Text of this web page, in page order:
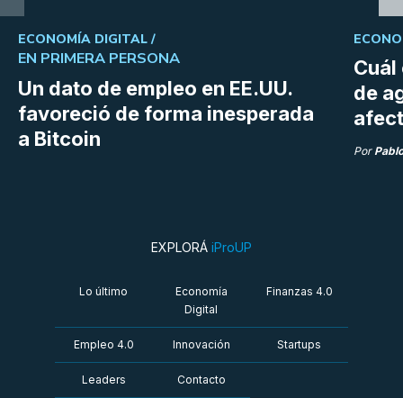
Un dato de empleo en EE.UU.
favoreció de forma inesperada
a Bitcoin
ECONOMÍA DIGITAL /
EN PRIMERA PERSONA
de
Por
EXPLORÁ iProUP
Lo último
Economía
Digital
Finanzas 4.0
Empleo 4.0 Innovación Startups
Leaders Contacto